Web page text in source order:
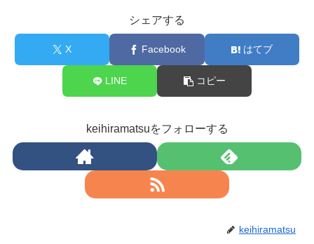
シェアする
X Facebook はてブ
LINE コピー
keihiramatsuをフォローする
keihiramatsu